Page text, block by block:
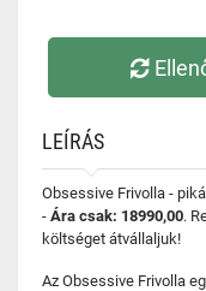
LEÍRÁS
Obsessive Frivolla -
- Ára csak: 18990,00.
költséget átvállaljuk!
Az Obsessive Frivolla